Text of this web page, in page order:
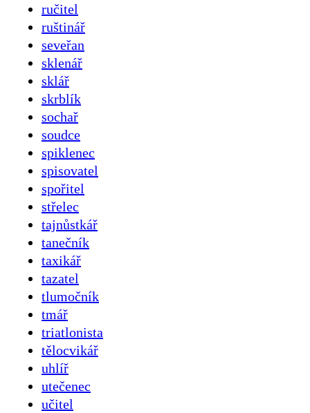
ručitel
ruštinář
seveřan
sklenář
sklář
skrblík
sochař
soudce
spiklenec
spisovatel
spořitel
střelec
tajnůstkář
tanečník
taxikář
tazatel
tlumočník
tmář
triatlonista
tělocvikář
uhlíř
utečenec
učitel